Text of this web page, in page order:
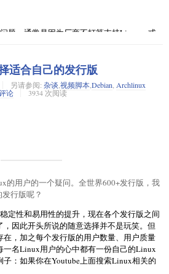
门提供Linux支持、微软加入Linux基金会、
是什么意思？
可以实现盈利：双重许可、有偿技术支
慈善，更不是反开源的一个理由。
，得到更多更全面的维护，“白嫖”谁不爱？
件，你既不知道其构成，又只能从部分渠
真正的“眼见为实”。就像前一阵子Deepin被
被中国监视。虽然是谣言，官方也解释过
可以说明开源这种看得到的安全。
题。通常是因为厂商不打算支持Linux，或
所以如果你把Linux装在一台拥有最新CPU的
常运行的，这一定会驱使你回到Windows。但
有了新版本的内核，通常就可以了。
有很多Linux。
说，压迫感很强——当然，也是选择困难症
欢这个发行版，因此去尝试一些其他的。
些了解了，所以现在我想回到Windows了。
并且我知道我要用什么来做什么；而Linux
自定义。对于新用户来讲，我要怎么自定
很可能会导致的一些问题则又是一个技术
适合自己的发行版
另请参阅: 杂谈 视频脚本Debian Archlinux
论
3934 次阅读
的用户的一个疑问。全世界600+发行版，我
行版呢？
定性和易用性的提升，现在各个发行版之间
因此开头所说的随意选择并不是玩笑。但
，加之每个发行版的用户数量、用户质量
一名Linux用户的心中都有一份自己的Linux
：如果你在Youtube上面搜索Linux相关的